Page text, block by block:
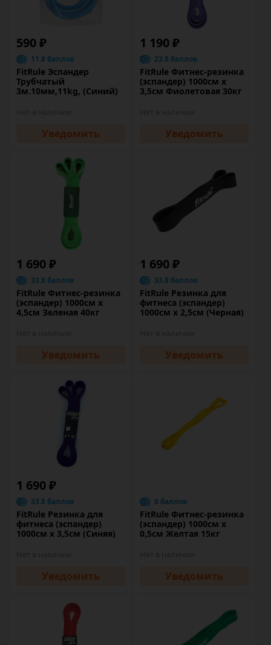
590 ₽
11.8 баллов
FitRule Эспандер
Трубчатый
3м.10мм,11kg, (Синий)
Уведомить
1 190 ₽
23.8 баллов
FitRule Фитнес-резинка
(эспандер) 1000см х
3,5см Фиолетовая 30кг
Уведомить
1 690 ₽
33.8 баллов
FitRule Фитнес-резинка
(эспандер) 1000см х
4,5см Зеленая 40кг
Уведомить
1 690 ₽
33.8 баллов
FitRule Резинка для
фитнеса (эспандер)
1000см х 2,5см (Черная)
Уведомить
1 690 ₽
33.8 баллов
FitRule Резинка для
фитнеса (эспандер)
1000см х 3,5см (Синяя)
Уведомить
0 баллов
FitRule Фитнес-резинка
(эспандер) 1000см х
0,5см Желтая 15кг
Уведомить